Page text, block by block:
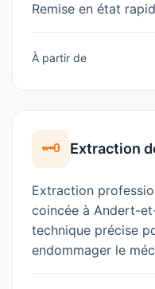
Remise en état
À partir de
🗝️ Extraction
Extraction
coincée à Andert-
technique précise
endommager le